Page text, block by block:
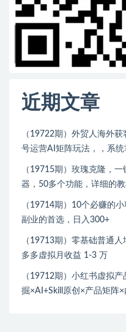
近期文章
（19722期）外贸人海外
号运营AI矩阵玩法，，系
（19715期）玫瑰克隆，
器，50多个功能，详细的
（19714期）10个必赚的
副业的首选，日入300+
（19713期）零基础普通
多多虚拟月收益 1-3 万
（19712期）小红书虚拟
掘×AI+Skill原创×产品矩阵